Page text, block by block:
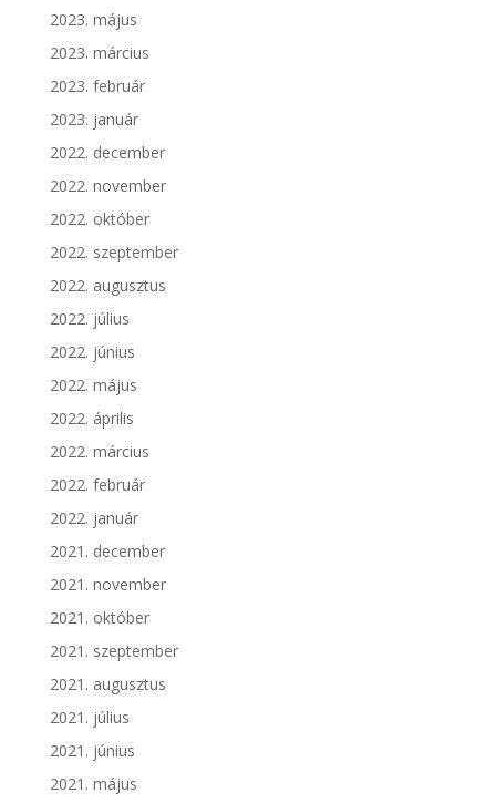
2023. május
2023. március
2023. február
2023. január
2022. december
2022. november
2022. október
2022. szeptember
2022. augusztus
2022. július
2022. június
2022. május
2022. április
2022. március
2022. február
2022. január
2021. december
2021. november
2021. október
2021. szeptember
2021. augusztus
2021. július
2021. június
2021. május